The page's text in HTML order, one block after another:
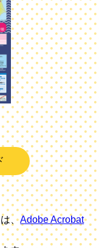
、Adobe Acrobat